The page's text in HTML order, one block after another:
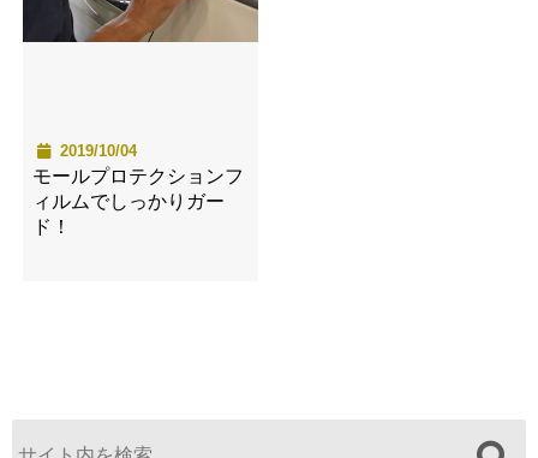
2019/10/04
モールプロテクションフ
ィルムでしっかりガー
ド！